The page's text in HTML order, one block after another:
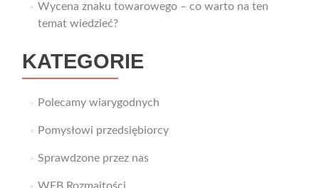
Wycena znaku towarowego – co warto na ten
temat wiedzieć?
KATEGORIE
Polecamy wiarygodnych
Pomysłowi przedsiębiorcy
Sprawdzone przez nas